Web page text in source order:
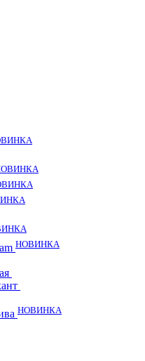
НОВИНКА
НОВИНКА